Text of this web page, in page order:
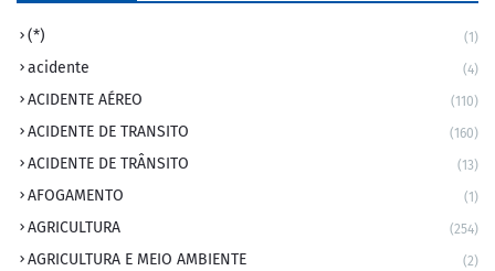
(*) (1)
acidente (4)
ACIDENTE AÉREO (110)
ACIDENTE DE TRANSITO (160)
ACIDENTE DE TRÂNSITO (13)
AFOGAMENTO (1)
AGRICULTURA (254)
AGRICULTURA E MEIO AMBIENTE (2)